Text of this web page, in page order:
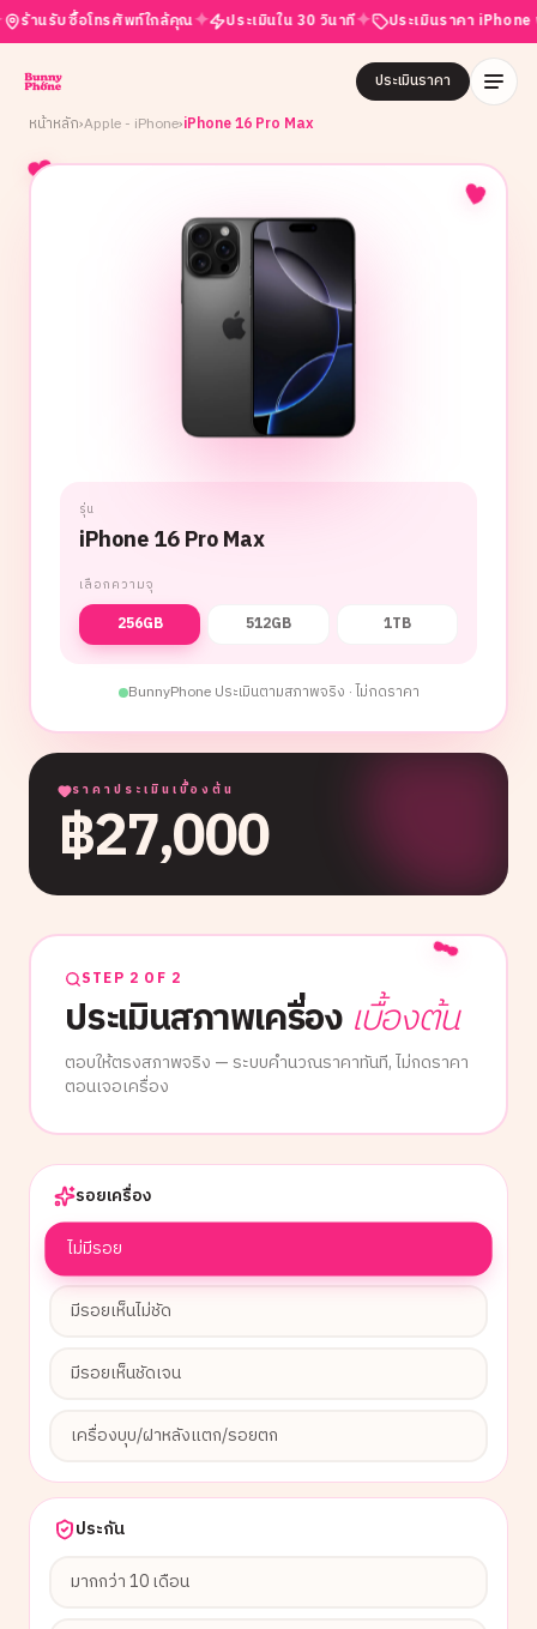
รับซื้อโทรศัพท์ใกล้คุณ✦ ประเมินใน 30 วินาที ✦ ประเมินราคา iPhone ฟรี✦
ประเมินราคา
หน้าหลัก›Apple - iPhone›iPhone 16 Pro Max
รุ่น
iPhone 16 Pro Max
เลือกความจุ
256GB 512GB 1TB
BunnyPhone ประเมินตามสภาพจริง · ไม่กดราคา
ราคาประเมินเบื้องต้น
฿27,000
STEP 2 OF 2
ประเมินสภาพเครื่อง เบื้องต้น
ตอบให้ตรงสภาพจริง — ระบบคำนวณราคาทันที, ไม่กดราคา
ตอนเจอเครื่อง
รอยเครื่อง
ไม่มีรอย
มีรอยเห็นไม่ชัด
มีรอยเห็นชัดเจน
เครื่องบุบ/ฝาหลังแตก/รอยตก
ประกัน
มากกว่า 10 เดือน